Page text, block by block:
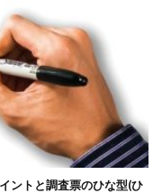
ントと調査票のひな型(ひ